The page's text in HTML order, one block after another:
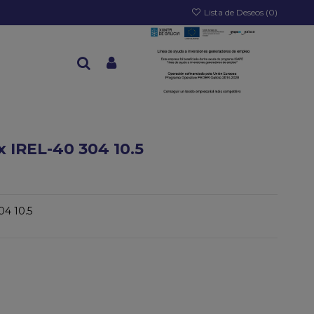
Lista de Deseos (0)
40 304 10.5
10.5